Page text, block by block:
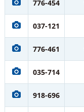
776-454
037-121
776-461
035-714
918-696